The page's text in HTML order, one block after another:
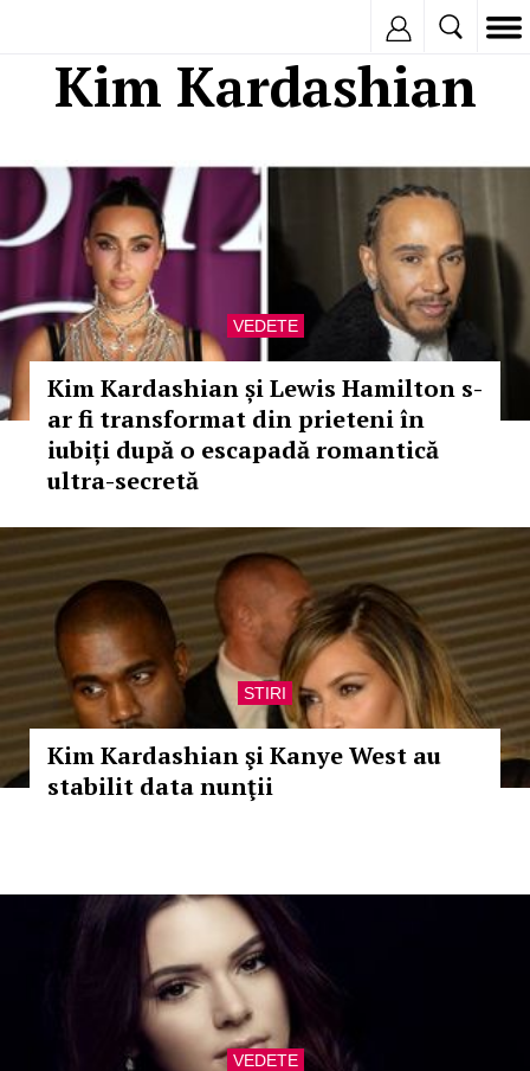
Kim Kardashian
VEDETE
Kim Kardashian și Lewis Hamilton s-
ar fi transformat din prieteni în
iubiți după o escapadă romantică
ultra-secretă
STIRI
Kim Kardashian şi Kanye West au
stabilit data nunţii
VEDETE